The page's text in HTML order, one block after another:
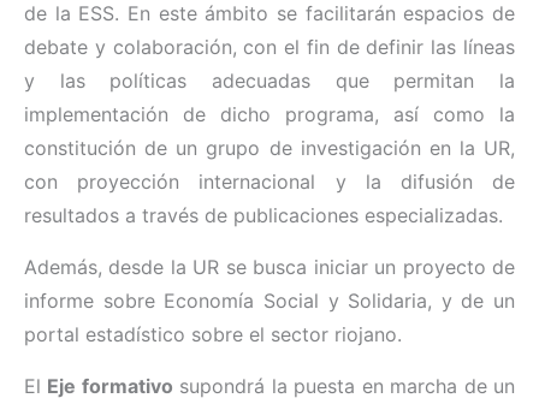
de la ESS. En este ámbito se facilitarán espacios de
debate y colaboración, con el fin de definir las líneas
y las políticas adecuadas que permitan la
implementación de dicho programa, así como la
constitución de un grupo de investigación en la UR,
con proyección internacional y la difusión de
resultados a través de publicaciones especializadas.
Además, desde la UR se busca iniciar un proyecto de
informe sobre Economía Social y Solidaria, y de un
portal estadístico sobre el sector riojano.
El Eje formativo supondrá la puesta en marcha de un